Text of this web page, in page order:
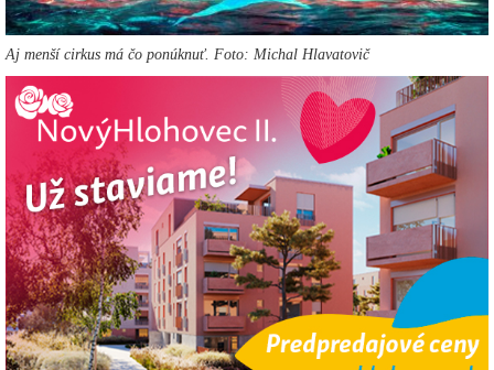
Aj menší cirkus má čo ponúknuť. Foto: Michal Hlavatovič